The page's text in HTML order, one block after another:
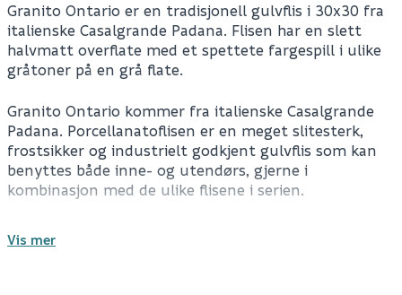
Granito Ontario er en tradisjonell gulvflis i 30x30 fra
italienske Casalgrande Padana. Flisen har en slett
halvmatt overflate med et spettete fargespill i ulike
gråtoner på en grå flate.
Granito Ontario kommer fra italienske Casalgrande
Padana. Porcellanatoflisen er en meget slitesterk,
frostsikker og industrielt godkjent gulvflis som kan
benyttes både inne- og utendørs, gjerne i
kombinasjon med de ulike flisene i serien.
Flisen har et tradisjonelt format med mål på
300x300x8mm. Overflaten er slett, halvmatt med et
Vis mer